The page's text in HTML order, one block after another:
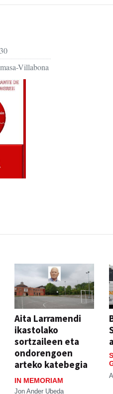
Villabona
Aita Larramendi
ikastolako
sortzaileen eta
ondorengoen
arteko katebegia
IN MEMORIAM
Jon Ander Ubeda